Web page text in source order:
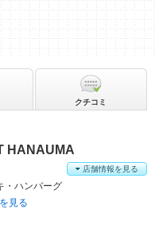
HANAUMA
・ハンバーグ
見る
店舗情報を見る
クチコミ